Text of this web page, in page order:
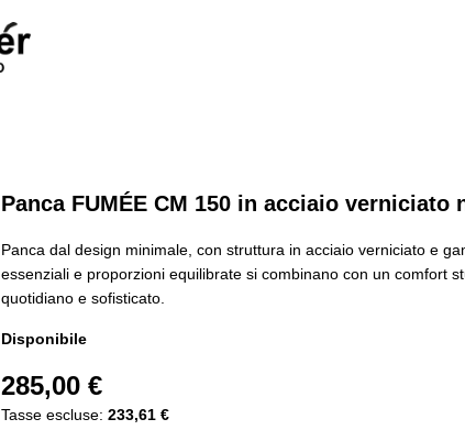
Panca FUMÉE CM 150 in acciaio verniciato
Panca dal design minimale, con struttura in acciaio verniciato e
essenziali e proporzioni equilibrate si combinano con un comfort
quotidiano e sofisticato.
Disponibile
285,00 €
Tasse escluse: 233,61 €